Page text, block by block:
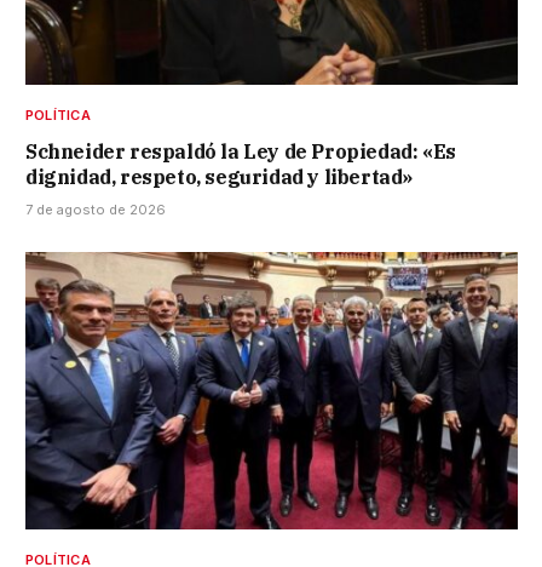
POLÍTICA
Schneider respaldó la Ley de Propiedad: «Es
dignidad, respeto, seguridad y libertad»
7 de agosto de 2026
POLÍTICA